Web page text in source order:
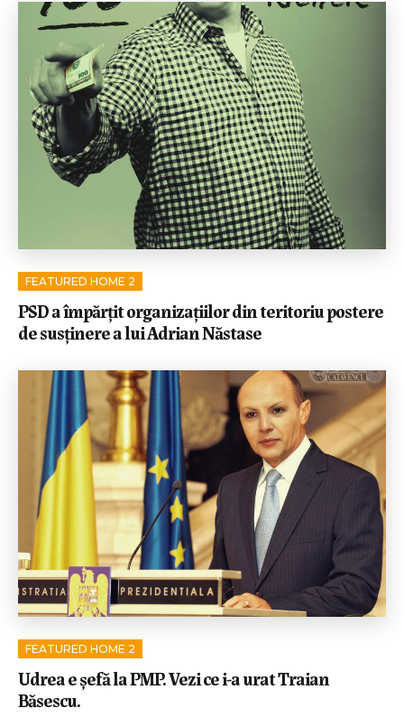
FEATURED HOME 2
PSD a împărţit organizaţiilor din teritoriu postere
de susţinere a lui Adrian Năstase
FEATURED HOME 2
Udrea e şefă la PMP. Vezi ce i-a urat Traian
Băsescu.